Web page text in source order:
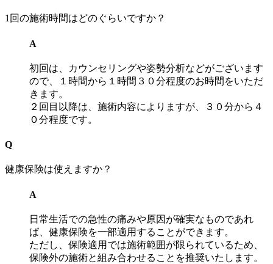
1回の施術時間はどのぐらいですか？
A
初回は、カウンセリングや姿勢分析などがございます
ので、１時間から１時間３０分程度のお時間をいただ
きます。
２回目以降は、施術内容によりますが、３０分から４
０分程度です。
Q
健康保険は使えますか？
A
日常生活での急性の痛みや原因が確実なものであれ
ば、健康保険を一部適用することができます。
ただし、保険適用では施術範囲が限られているため、
保険外の施術と組み合わせることを推奨いたします。